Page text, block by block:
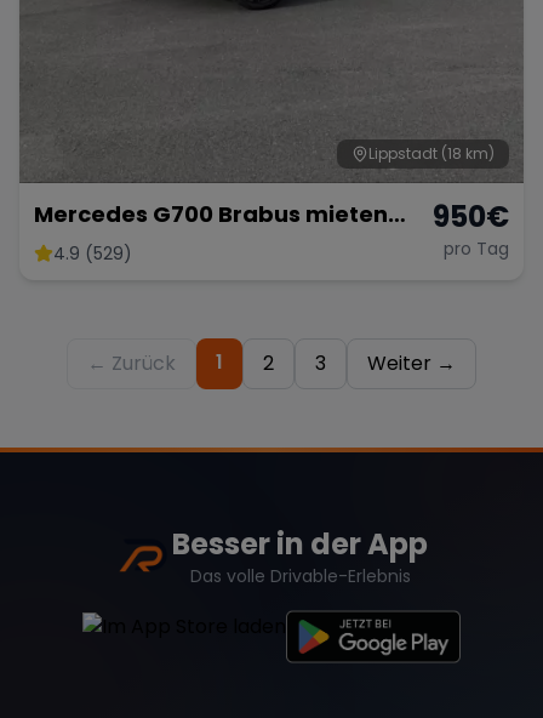
Lippstadt (18 km)
Mercedes G700 Brabus mieten
G500 G63 AMG mieten Hochzeit G-
4.9 (529)
950€
pro Tag
← Zurück 1 2 3 Weiter →
Besser in der App
Das volle Drivable-Erlebnis